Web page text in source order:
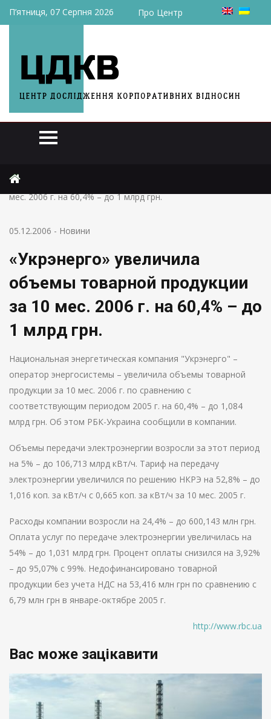
П’ятниця, 07 Серпня 2026 Про Центр
«Укрэнерго» увеличила объемы товарной продукции за 10
мес. 2006 г. на 60,4% – до 1 млрд грн.
05.12.2006 - Новини
«Укрэнерго» увеличила
объемы товарной продукции
за 10 мес. 2006 г. на 60,4% – до
1 млрд грн.
Национальная энергетическая компания "Укрэнерго" –
оператор энергосистемы – увеличила объемы товарной
продукции за 10 мес. 2006 г. по сравнению с
соответствующим периодом 2005 г. на 60,4% – до 1,084
млрд грн. Об этом РБК-Украина сообщили в компании.
Объемы передачи электроэнергии возросли за этот период
на 5% – до 106,713 млрд кВт/ч. Тариф на передачу
электроэнергии увеличился по решению НКРЭ на 52,8% – до
1,016 коп. за кВт/ч с 0,665 коп. за кВт/ч за 10 мес. 2005 г.
Расходы компании возросли на 24,4% – до 600,143 млн грн.
Оплата услуг по передаче электроэнергии увеличилась на
54% – до 1,031 млрд грн. Процент оплаты снизился на 3,92%
– до 95,07% с 99%. Недофинансировано товарной
продукции без учета НДС на 53,416 млн грн по сравнению с
6,79 млн грн в январе-октябре 2005 г.
http://www.rbc.ua
Вас може зацікавити